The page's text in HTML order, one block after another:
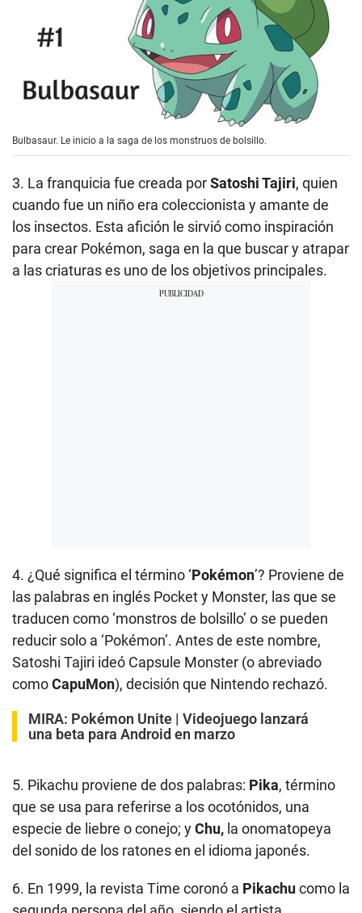
Bulbasaur. Le inicio a la saga de los monstruos de bolsillo.
3. La franquicia fue creada porSatoshi Tajiri, quien
cuando fue un niño era coleccionista y amante de
los insectos. Esta afición le sirvió como inspiración
para crear Pokémon, saga en la que buscar y atrapar
a las criaturas es uno de los objetivos principales.
4. ¿Qué significa el término ‘Pokémon’? Proviene de
las palabras en inglés Pocket y Monster, las que se
traducen como ‘monstros de bolsillo’ o se pueden
reducir solo a ‘Pokémon’. Antes de este nombre,
Satoshi Tajiri ideó Capsule Monster (o abreviado
comoCapuMon), decisión que Nintendo rechazó.
MIRA: Pokémon Unite | Videojuego lanzará
una beta para Android en marzo
5. Pikachu proviene de dos palabras: Pika, término
que se usa para referirse a los ocotónidos, una
especie de liebre o conejo; yChu, la onomatopeya
del sonido de los ratones en el idioma japonés.
6. En 1999, la revista Time coronó a Pikachucomo la